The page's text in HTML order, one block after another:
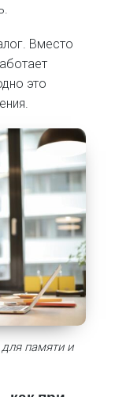
Вместо
это
для памяти и